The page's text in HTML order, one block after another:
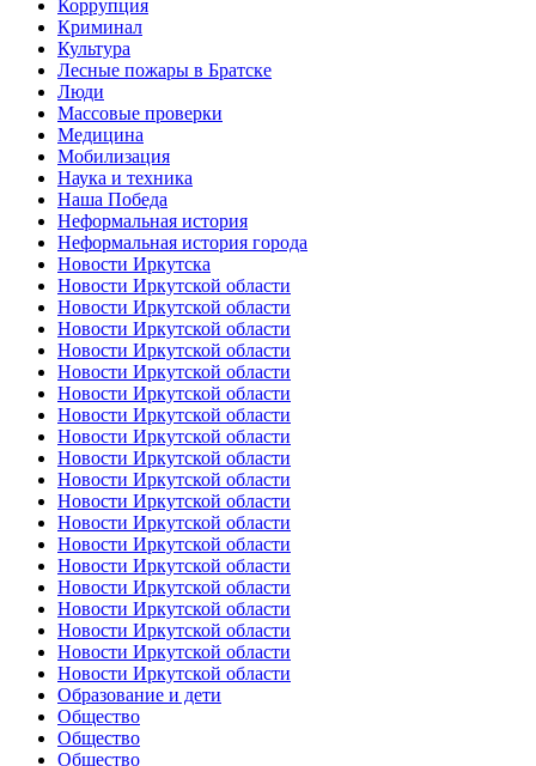
Коррупция
Криминал
Культура
Лесные пожары в Братске
Люди
Массовые проверки
Медицина
Мобилизация
Наука и техника
Наша Победа
Неформальная история
Неформальная история города
Новости Иркутска
Новости Иркутской области
Новости Иркутской области
Новости Иркутской области
Новости Иркутской области
Новости Иркутской области
Новости Иркутской области
Новости Иркутской области
Новости Иркутской области
Новости Иркутской области
Новости Иркутской области
Новости Иркутской области
Новости Иркутской области
Новости Иркутской области
Новости Иркутской области
Новости Иркутской области
Новости Иркутской области
Новости Иркутской области
Новости Иркутской области
Новости Иркутской области
Образование и дети
Общество
Общество
Общество